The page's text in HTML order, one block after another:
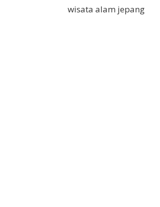
wisata alam jepang